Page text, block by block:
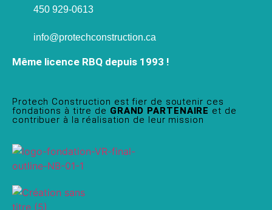
450 929-0613
info@protechconstruction.ca
Même licence RBQ depuis 1993 !
Protech Construction est fier de soutenir ces
fondations à titre de GRAND PARTENAIRE et de
contribuer à la réalisation de leur mission